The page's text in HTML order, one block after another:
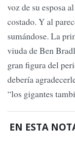
voz de su esposa
costado. Y al
sumándose. La
viuda de Ben
gran figura del
debería
“los gigantes
EN ESTA